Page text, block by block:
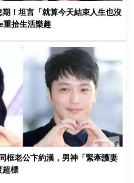
！坦言「就算今天結束人生也沒
重拾生活樂趣
框老公卞約漢，男神「緊牽護妻
超標